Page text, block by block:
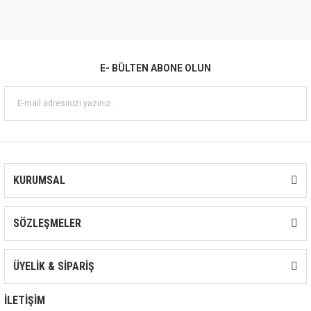
E- BÜLTEN ABONE OLUN
KURUMSAL
SÖZLEŞMELER
ÜYELİK & SİPARİŞ
İLETİŞİM